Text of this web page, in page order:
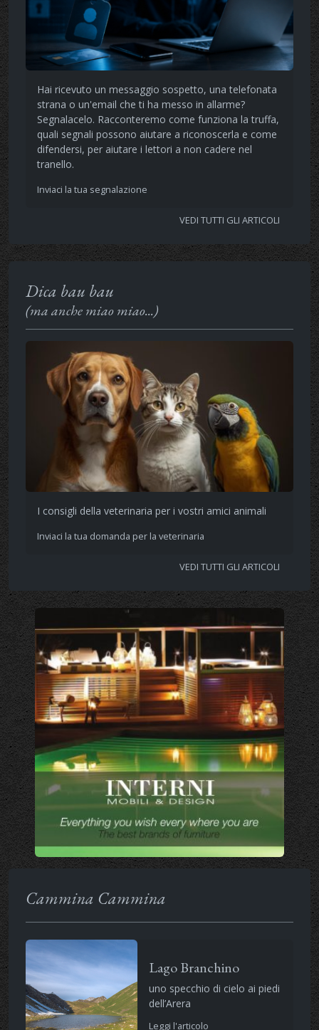
Hai ricevuto un messaggio sospetto, una telefonata
strana o un'email che ti ha messo in allarme?
Segnalacelo. Racconteremo come funziona la truffa,
quali segnali possono aiutare a riconoscerla e come
difendersi, per aiutare i lettori a non cadere nel
tranello.
Inviaci la tua segnalazione
VEDI TUTTI GLI ARTICOLI
Dica bau bau
(ma anche miao miao...)
I consigli della veterinaria per i vostri amici animali
Inviaci la tua domanda per la veterinaria
VEDI TUTTI GLI ARTICOLI
Cammina Cammina
Lago Branchino
uno specchio di cielo ai piedi
dell’Arera
Leggi l'articolo